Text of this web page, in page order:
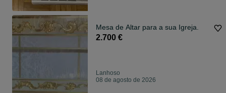
Mesa de Altar para a sua Igreja.
2.700 €
Lanhoso
08 de agosto de 2026